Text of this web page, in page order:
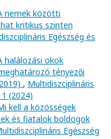
nemek közötti
kritikus szinten
Egészség és
halálozási okok
tényezői
, Multidiszciplináris
(2024)
kell a közösségek
és fiatalok boldogok
Egészség